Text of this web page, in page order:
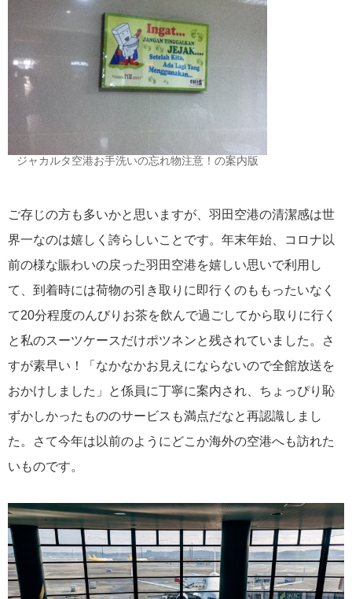
ジャカルタ空港お手洗いの忘れ物注意！の案内版
ご存じの方も多いかと思いますが、羽田空港の清潔感は世
界一なのは嬉しく誇らしいことです。年末年始、コロナ以
前の様な賑わいの戻った羽田空港を嬉しい思いで利用し
て、到着時には荷物の引き取りに即行くのももったいなく
て20分程度のんびりお茶を飲んで過ごしてから取りに行く
と私のスーツケースだけポツネンと残されていました。さ
すが素早い！「なかなかお見えにならないので全館放送を
おかけしました」と係員に丁寧に案内され、ちょっぴり恥
ずかしかったもののサービスも満点だなと再認識しまし
た。さて今年は以前のようにどこか海外の空港へも訪れた
いものです。